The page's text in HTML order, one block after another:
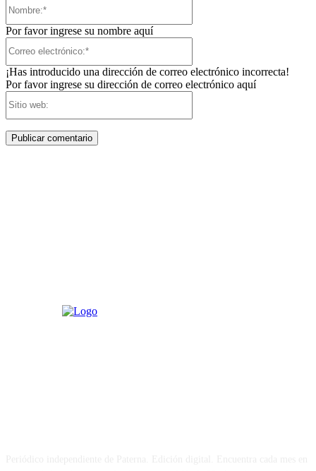
Por favor ingrese su nombre aquí
¡Has introducido una dirección de correo electrónico incorrecta!
Por favor ingrese su dirección de correo electrónico aquí